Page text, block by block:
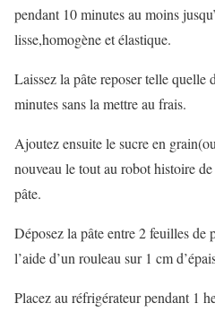
pendant 10 minutes au moins
lisse,homogène et élastique.
Laissez la pâte reposer telle quelle
minutes sans la mettre au frais.
Ajoutez ensuite le sucre en
nouveau le tout au robot histoire
pâte.
Déposez la pâte entre 2 feuilles de
l’aide d’un rouleau sur 1 cm
Placez au réfrigérateur pendant 1